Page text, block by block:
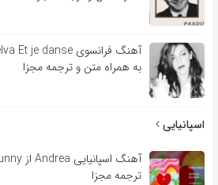
به همراه متن و ترجمه مجزا
اسپانیایی
ترجمه مجزا